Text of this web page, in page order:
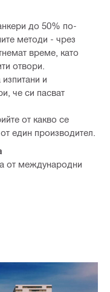
до 50% по-
методи - чрез
време, като
отвори.
и
че си пасват
от какво се
един производител.
от международни